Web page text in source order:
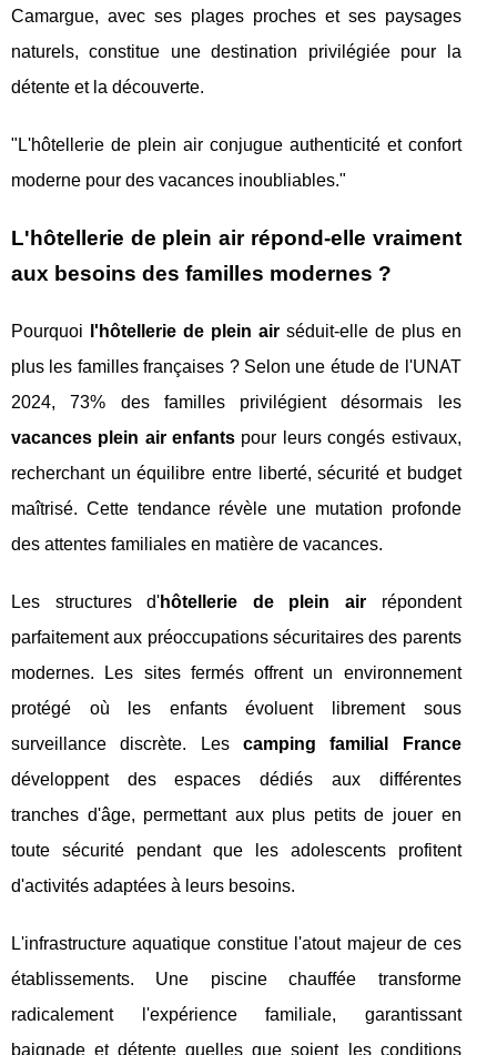
Camargue, avec ses plages proches et ses paysages
naturels, constitue une destination privilégiée pour la
détente et la découverte.
"L'hôtellerie de plein air conjugue authenticité et confort
moderne pour des vacances inoubliables."
L'hôtellerie de plein air répond-elle vraiment
aux besoins des familles modernes ?
Pourquoi l'hôtellerie de plein airséduit-elle de plus en
plus les familles françaises ? Selon une étude de l'UNAT
2024, 73% des familles privilégient désormais les
vacances plein air enfants pour leurs congés estivaux,
recherchant un équilibre entre liberté, sécurité et budget
maîtrisé. Cette tendance révèle une mutation profonde
des attentes familiales en matière de vacances.
Les structures d'hôtellerie de plein air répondent
parfaitement aux préoccupations sécuritaires des parents
modernes. Les sites fermés offrent un environnement
protégé où les enfants évoluent librement sous
surveillance discrète. Les camping familial France
développent des espaces dédiés aux différentes
tranches d'âge, permettant aux plus petits de jouer en
toute sécurité pendant que les adolescents profitent
d'activités adaptées à leurs besoins.
L'infrastructure aquatique constitue l'atout majeur de ces
établissements. Une piscine chauffée transforme
radicalement l'expérience familiale, garantissant
baignade et détente quelles que soient les conditions